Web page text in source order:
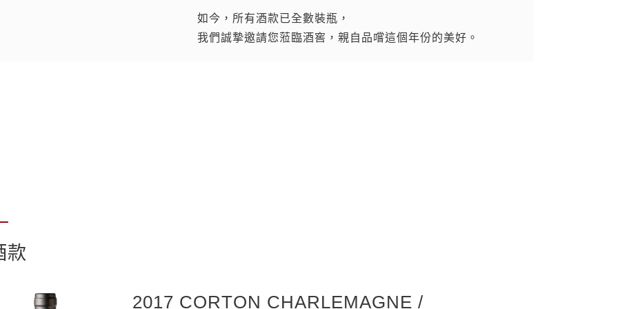
如今，所有酒款已全數裝瓶，
我們誠摯邀請您蒞臨酒窖，親自品嚐這個年份的美好。
我從不評論我們自己的葡萄酒，但很明顯，這是個“偉大”的年
份！
款
2017 CORTON CHARLEMAGNE /
2017 BOURGOGNE BLANC Cuvee du
2023 MEURSAULT Cuvee du Pandorea /
2023 MEURSAULT 1ER CRU PERRIERES
2023 MEURSAULT 1ER CRU CHARMES
2018 GRIOTTE CHAMBERTIN / LAURENT
2018 CLOS SAINT DENIS / LAURENT
2016 BOURGOGNE ROUGE / LAURENT
2023 VOUGEOT 1ER CRU Cuvee de
2023 VOSNE-ROMANEE 1ER CRU LES
2023 LATRICIERES CHAMBERTIN Cuvee
2017 Gevrey Chambertin Cuvee de l'Aulne
2017 Bourgogne Blanc Cuvée du Perce-
2016 Bourgogne Rouge Cuvee des